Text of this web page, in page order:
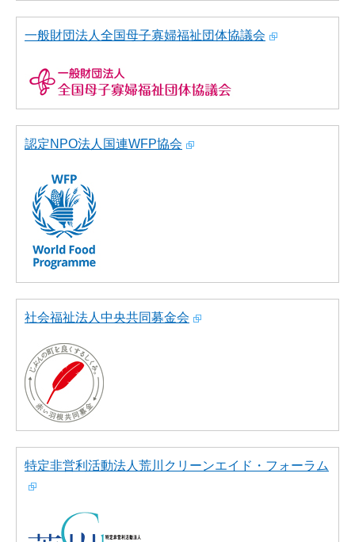
一般財団法人全国母子寡婦福祉団体協議会
認定NPO法人国連WFP協会
社会福祉法人中央共同募金会
特定非営利活動法人荒川クリーンエイド・フォーラム